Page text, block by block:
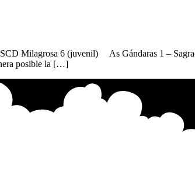
Milagrosa 6 (juvenil) As Gándaras 1 –
posible la […]